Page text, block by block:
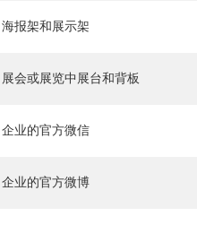
海报架和展示架
展会或展览中展台和背板
企业的官方微信
企业的官方微博